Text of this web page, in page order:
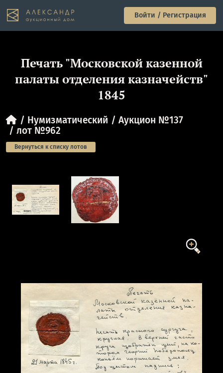
Войти / Регистрация
Печать "Московской казенной
палаты отделения казначейств"
1845
Нумизматический
Аукцион №137
лот №962
Вернуться к списку лотов